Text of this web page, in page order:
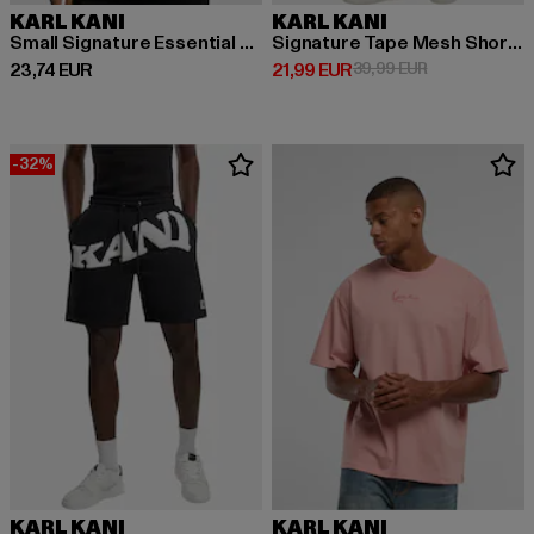
KARL KANI
Small Signature Essential Pinstripe OS
23,74 EUR
Derzeitiger Preis: 23,74 EUR
KARL KANI
Signature Tape Mesh Shorts
21,99 EUR
Derzeitiger Preis: 21,99 EUR
39,99 EURAktionspreis:
-32%
KARL KANI KARL KANI